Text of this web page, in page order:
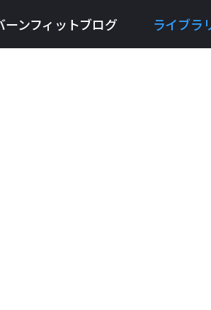
ーンフィットブログ ライブラ